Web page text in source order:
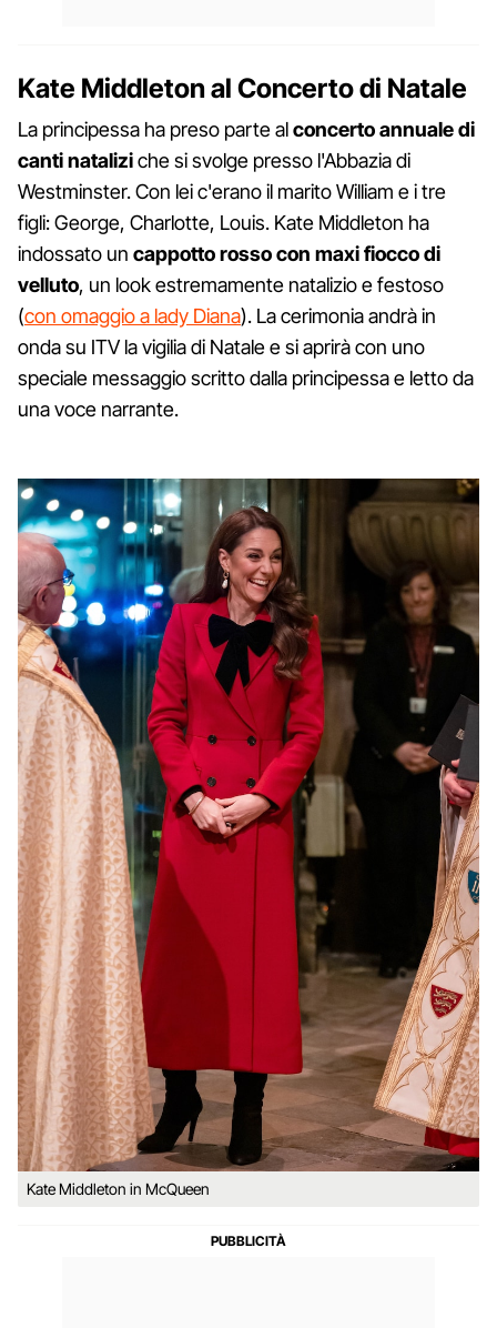
Kate Middleton al Concerto di Natale
La principessa ha preso parte alconcerto annuale di
canti nataliziche si svolge presso l'Abbazia di
Westminster. Con lei c'erano il marito William e i tre
figli: George, Charlotte, Louis. Kate Middleton ha
indossato un cappotto rosso con maxi fiocco di
velluto, un look estremamente natalizio e festoso
(con omaggio a lady Diana). La cerimonia andrà in
onda su ITV la vigilia di Natale e si aprirà con uno
speciale messaggio scritto dalla principessa e letto da
una voce narrante.
Kate Middleton in McQueen